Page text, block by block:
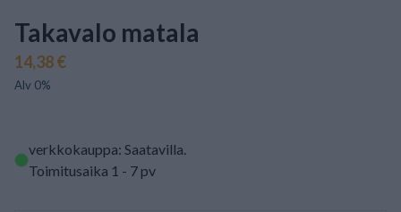
Takavalo matala
14,38 €
Alv 0%
verkkokauppa: Saatavilla.
Toimitusaika 1 - 7 pv